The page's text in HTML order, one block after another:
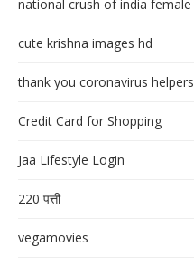
national crush of india female
cute krishna images hd
thank you coronavirus helpers
Credit Card for Shopping
Jaa Lifestyle Login
220 पत्ती
vegamovies